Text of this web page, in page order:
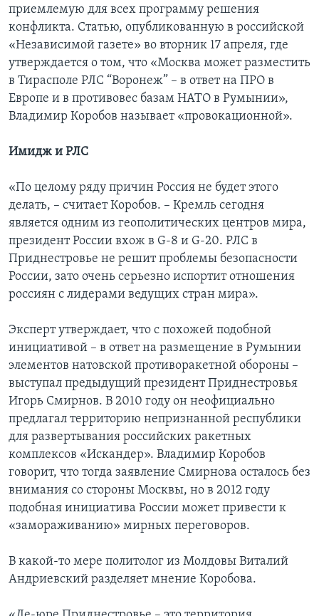
приемлемую для всех программу решения
конфликта. Статью, опубликованную в российской
«Независимой газете» во вторник 17 апреля, где
утверждается о том, что «Москва может разместить
в Тирасполе РЛС “Воронеж” – в ответ на ПРО в
Европе и в противовес базам НАТО в Румынии»,
Владимир Коробов называет «провокационной».
Имидж и РЛС
«По целому ряду причин Россия не будет этого
делать, – считает Коробов. – Кремль сегодня
является одним из геополитических центров мира,
президент России вхож в G-8 и G-20. РЛС в
Приднестровье не решит проблемы безопасности
России, зато очень серьезно испортит отношения
россиян с лидерами ведущих стран мира».
Эксперт утверждает, что с похожей подобной
инициативой – в ответ на размещение в Румынии
элементов натовской противоракетной обороны –
выступал предыдущий президент Приднестровья
Игорь Смирнов. В 2010 году он неофициально
предлагал территорию непризнанной республики
для развертывания российских ракетных
комплексов «Искандер». Владимир Коробов
говорит, что тогда заявление Смирнова осталось без
внимания со стороны Москвы, но в 2012 году
подобная инициатива России может привести к
«замораживанию» мирных переговоров.
В какой-то мере политолог из Молдовы Виталий
Андриевский разделяет мнение Коробова.